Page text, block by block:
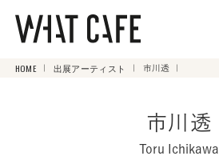
HOME 出展アーティスト 市川透
市川透
Toru Ichikawa